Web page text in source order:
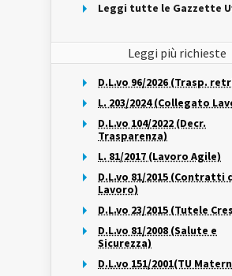
Leggi tutte le Gazzette
Leggi più richieste
D.L.vo 96/2026 (Trasp.
L. 203/2024 (Collegato
D.L.vo 104/2022 (Decr.
Trasparenza)
L. 81/2017 (Lavoro Agile)
D.L.vo 81/2015 (Contratti
Lavoro)
D.L.vo 23/2015 (Tutele
D.L.vo 81/2008 (Salute e
Sicurezza)
D.L.vo 151/2001(TU